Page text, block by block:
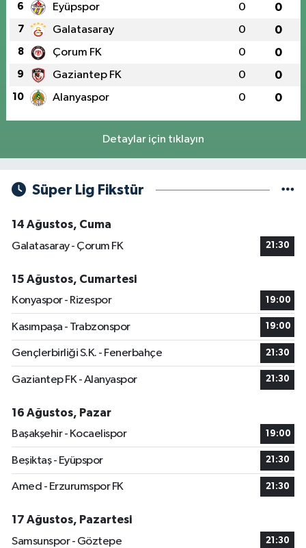
6 Eyüpspor 0 0
7 Galatasaray 0 0
8 Çorum FK 0 0
9 Gaziantep FK 0 0
10 Alanyaspor 0 0
Detaylar için tıklayın
Süper Lig Fikstür
14 Ağustos, Cuma
Galatasaray - Çorum FK
21:30
15 Ağustos, Cumartesi
Konyaspor - Rizespor
19:00
Kasımpaşa - Trabzonspor 19:00
Gençlerbirliği S.K. - Fenerbahçe 21:30
Gaziantep FK - Alanyaspor 21:30
16 Ağustos, Pazar
Başakşehir - Kocaelispor
19:00
Beşiktaş - Eyüpspor 21:30
Amed - Erzurumspor FK 21:30
17 Ağustos, Pazartesi
Samsunspor - Göztepe
21:30